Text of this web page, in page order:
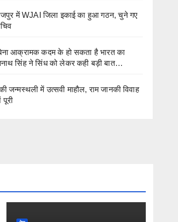
में WJAI जिला इकाई का हुआ गठन, चुने गए
आक्रामक कदम के हो सकता है भारत का
सिंह ने सिंध को लेकर कही बड़ी बात…
जन्मस्थली में उत्सवी माहौल, राम जानकी विवाह
पूरी